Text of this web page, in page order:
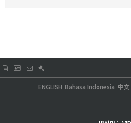
中文
Bahasa Indonesia
ENGLISH